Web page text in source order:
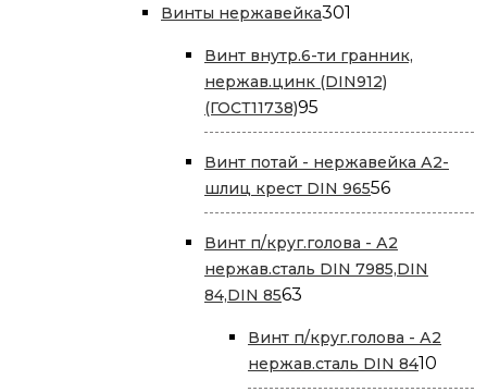
Винты нержавейка301
Винт внутр.6-ти гранник,
нержав.цинк (DIN912)
(ГОСТ11738)95
товаров
Винт потай - нержавейка А2-
шлиц крест DIN 9655656
товаров
Винт п/круг.голова - А2
нержав.сталь DIN 7985,DIN
84,DIN 8563
Винт п/круг.голова - А2
нержав.сталь DIN 8410